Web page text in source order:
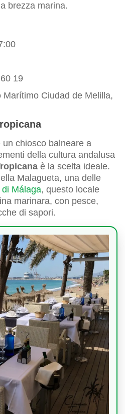
brezza marina.
19
Marítimo Ciudad de Melilla,
chiosco balneare a
della cultura andalusa
è la scelta ideale.
Malagueta, una delle
Málaga, questo locale
marinara, con pesce,
di sapori.